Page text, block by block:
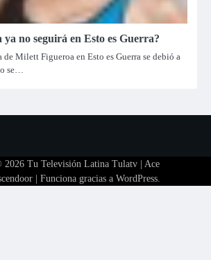
no seguirá en Esto es Guerra?
de Milett Figueroa en Esto es Guerra se debió a
se…
2026 Tu Televisión Latina Tulatv| Ace
| Funciona gracias a WordPress.